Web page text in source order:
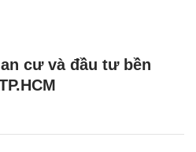
cư và đầu tư bền